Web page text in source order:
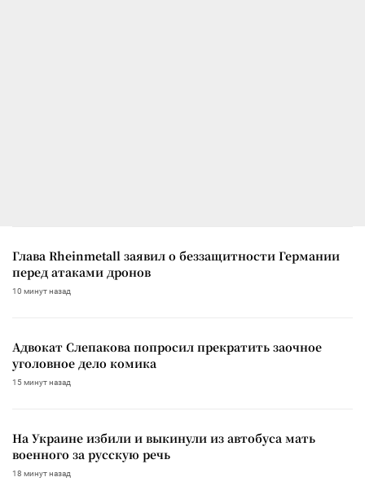
Глава Rheinmetall заявил о беззащитности Германии
перед атаками дронов
10 минут назад
Адвокат Слепакова попросил прекратить заочное
уголовное дело комика
15 минут назад
На Украине избили и выкинули из автобуса мать
военного за русскую речь
18 минут назад